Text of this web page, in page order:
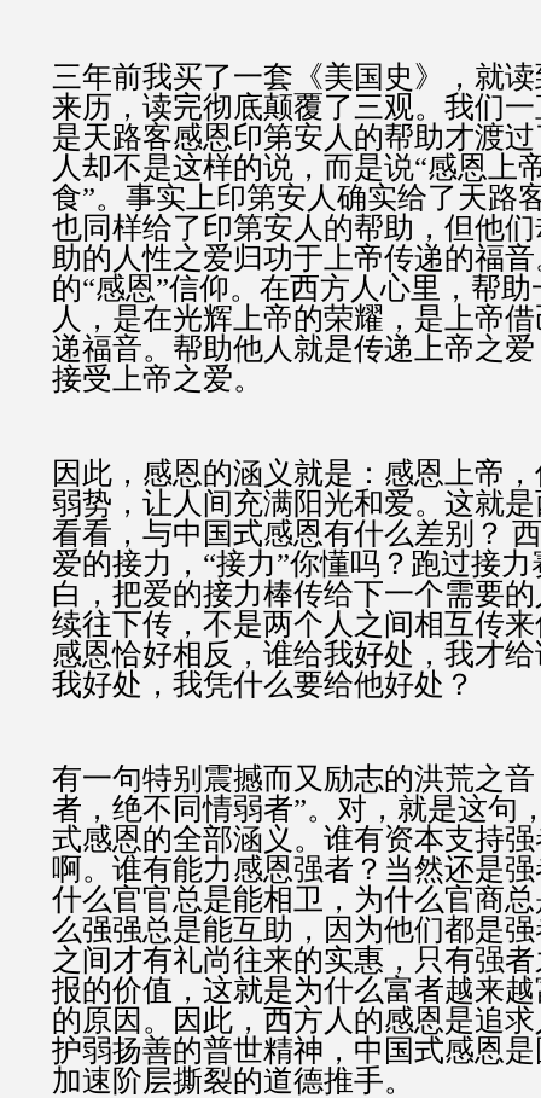
三年前我买了一套《美国史》，就
来历，读完彻底颠覆了三观。我们
是天路客感恩印第安人的帮助才渡
人却不是这样的说，而是说“感恩上
食”。事实上印第安人确实给了天路
也同样给了印第安人的帮助，但他
助的人性之爱归功于上帝传递的福
的“感恩”信仰。在西方人心里，帮
人，是在光辉上帝的荣耀，是上帝
递福音。帮助他人就是传递上帝之
接受上帝之爱。
因此，感恩的涵义就是：感恩上帝
弱势，让人间充满阳光和爱。这就
看看，与中国式感恩有什么差别？
爱的接力，“接力”你懂吗？跑过接
白，把爱的接力棒传给下一个需要
续往下传，不是两个人之间相互传
感恩恰好相反，谁给我好处，我才
我好处，我凭什么要给他好处？
有一句特别震撼而又励志的洪荒之
者，绝不同情弱者”。对，就是这句
式感恩的全部涵义。谁有资本支持
啊。谁有能力感恩强者？当然还是
什么官官总是能相卫，为什么官商
么强强总是能互助，因为他们都是
之间才有礼尚往来的实惠，只有强
报的价值，这就是为什么富者越来
的原因。因此，西方人的感恩是追
护弱扬善的普世精神，中国式感恩
加速阶层撕裂的道德推手。